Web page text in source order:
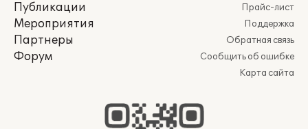
Публикации
Мероприятия
Партнеры
Форум
Прайс-лист
Поддержка
Обратная связь
Сообщить об ошибке
Карта сайта